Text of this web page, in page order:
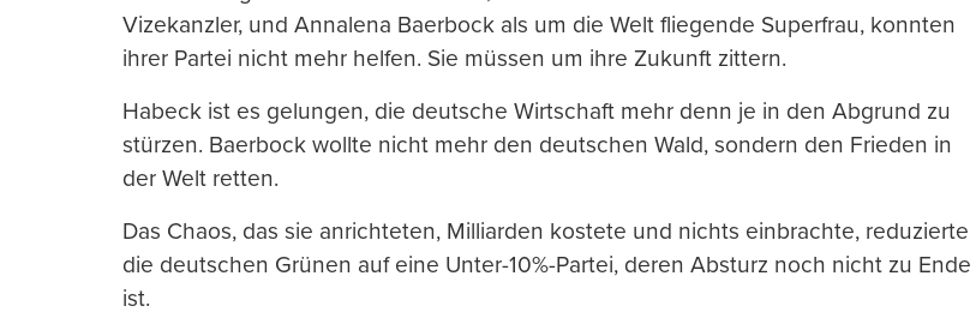
Vizekanzler, und Annalena Baerbock als um die Welt fliegende Superfrau, konnten
ihrer Partei nicht mehr helfen. Sie müssen um ihre Zukunft zittern.
Habeck ist es gelungen, die deutsche Wirtschaft mehr denn je in den Abgrund zu
stürzen. Baerbock wollte nicht mehr den deutschen Wald, sondern den Frieden in
der Welt retten.
Das Chaos, das sie anrichteten, Milliarden kostete und nichts einbrachte, reduzierte
die deutschen Grünen auf eine Unter-10%-Partei, deren Absturz noch nicht zu Ende
ist.